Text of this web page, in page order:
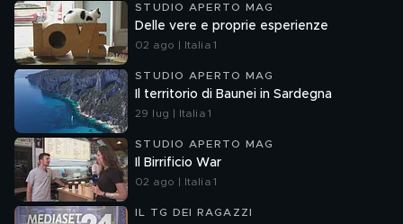
STUDIO APERTO MAG
Delle vere e proprie esperienze
02 ago | Italia 1
STUDIO APERTO MAG
Il territorio di Baunei in Sardegna
29 lug | Italia 1
STUDIO APERTO MAG
Il Birrificio War
02 ago | Italia 1
IL TG DEI RAGAZZI